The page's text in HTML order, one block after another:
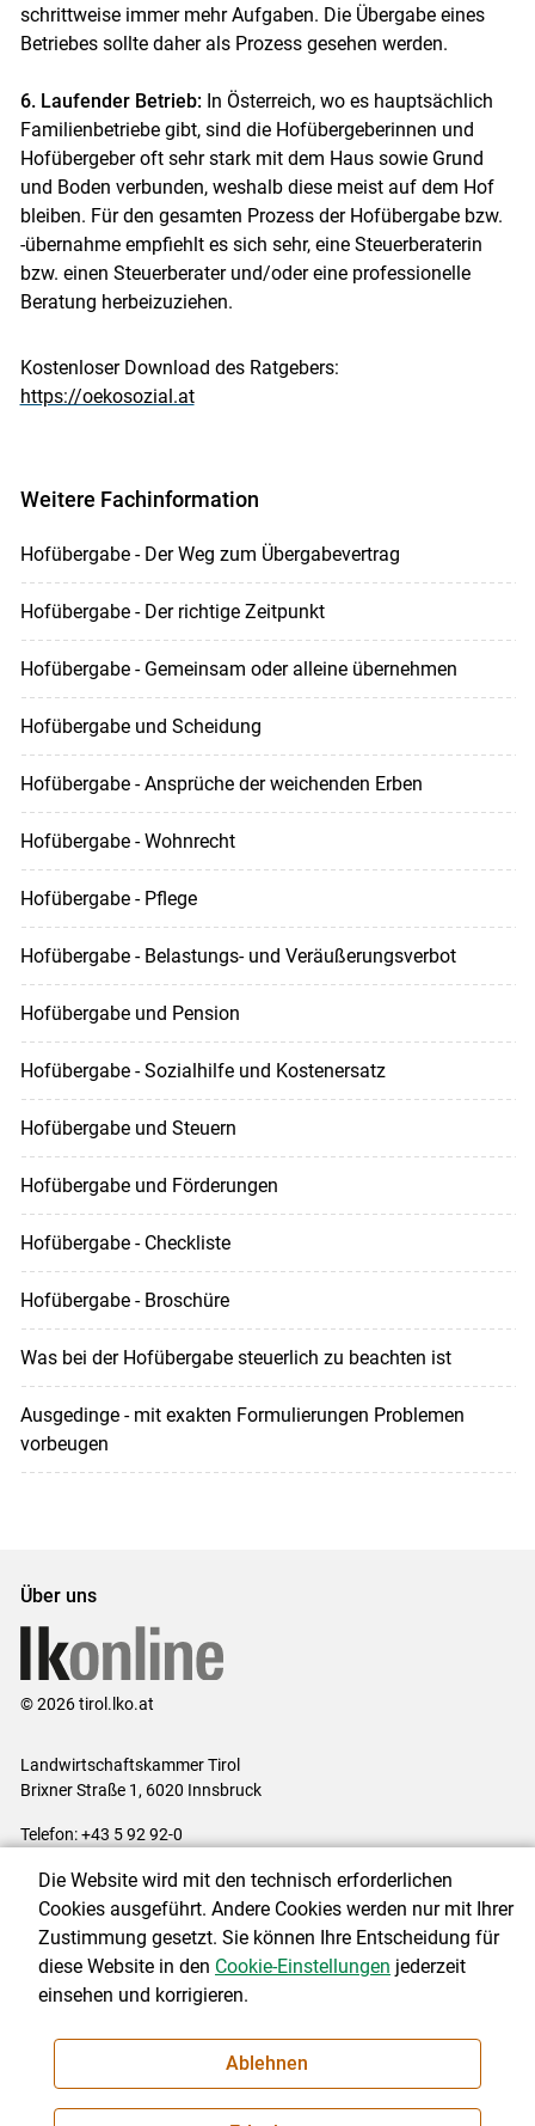
schrittweise immer mehr Aufgaben. Die Übergabe eines
Betriebes sollte daher als Prozess gesehen werden.
6. Laufender Betrieb:In Österreich, wo es hauptsächlich
Familienbetriebe gibt, sind die Hofübergeberinnen und
Hofübergeber oft sehr stark mit dem Haus sowie Grund
und Boden verbunden, weshalb diese meist auf dem Hof
bleiben. Für den gesamten Prozess der Hofübergabe bzw.
-übernahme empfiehlt es sich sehr, eine Steuerberaterin
bzw. einen Steuerberater und/oder eine professionelle
Beratung herbeizuziehen.
Kostenloser Download des Ratgebers:
https://oekosozial.at
Weitere Fachinformation
Hofübergabe - Der Weg zum Übergabevertrag
Hofübergabe - Der richtige Zeitpunkt
Hofübergabe - Gemeinsam oder alleine übernehmen
Hofübergabe und Scheidung
Hofübergabe - Ansprüche der weichenden Erben
Hofübergabe - Wohnrecht
Hofübergabe - Pflege
Hofübergabe - Belastungs- und Veräußerungsverbot
Hofübergabe und Pension
Hofübergabe - Sozialhilfe und Kostenersatz
Hofübergabe und Steuern
Hofübergabe und Förderungen
Hofübergabe - Checkliste
Hofübergabe - Broschüre
Was bei der Hofübergabe steuerlich zu beachten ist
Ausgedinge - mit exakten Formulierungen Problemen
vorbeugen
Über uns
© 2026 tirol.lko.at
Landwirtschaftskammer Tirol
Brixner Straße 1, 6020 Innsbruck
Telefon: +43 5 92 92-0
Impressum|Kontakt|Datenschutzerklärung|Barrierefreiheit|
Cookie-Einstellungen
NEWSLETTER
Die Website wird mit den technisch erforderlichen
Cookies ausgeführt. Andere Cookies werden nur mit Ihrer
Zustimmung gesetzt. Sie können Ihre Entscheidung für
diese Website in den Cookie-Einstellungen jederzeit
einsehen und korrigieren.
Ablehnen